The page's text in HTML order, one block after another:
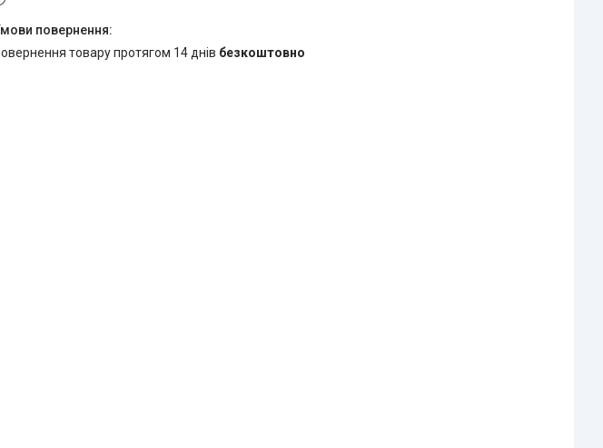
повернення товару протягом 14 днів безкоштовно